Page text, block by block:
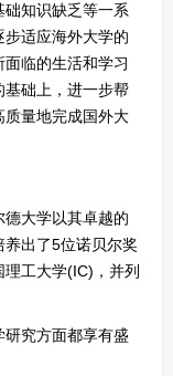
知识缺乏等一系
适应海外大学的
临的生活和学习
基础上，进一步帮
质量地完成国外大
大学以其卓越的
出了5位诺贝尔奖
工大学(IC)，并列
究方面都享有盛